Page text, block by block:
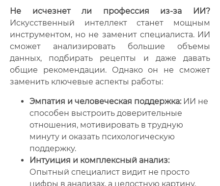
Не исчезнет ли профессия из-за ИИ?
Искусственный интеллект станет мощным
инструментом, но не заменит специалиста. ИИ
сможет анализировать большие объемы
данных, подбирать рецепты и даже давать
общие рекомендации. Однако он не сможет
заменить ключевые аспекты работы:
Эмпатия и человеческая поддержка:ИИ не
способен выстроить доверительные
отношения, мотивировать в трудную
минуту и оказать психологическую
поддержку.
Интуиция и комплексный анализ:
Опытный специалист видит не просто
цифры в анализах, а целостную картину,